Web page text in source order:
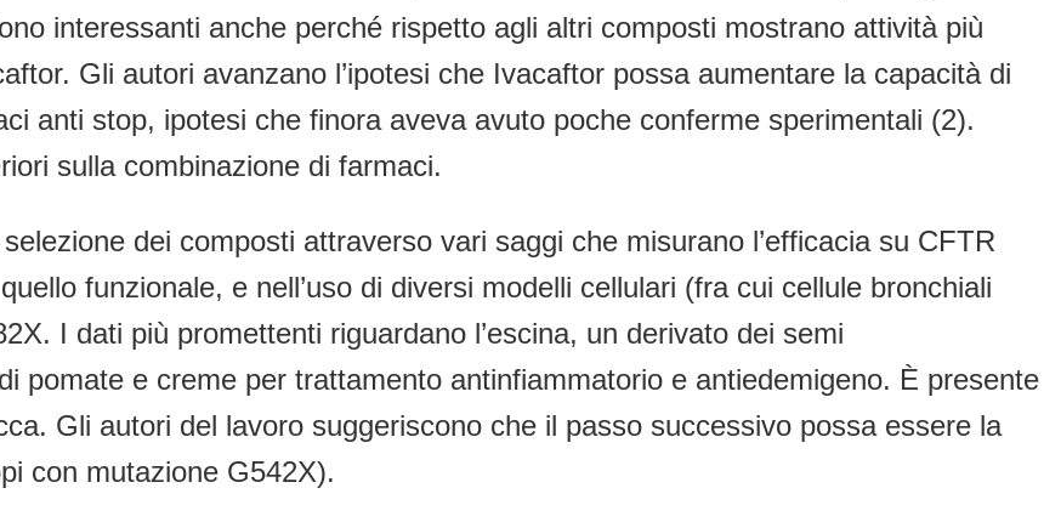
interessanti anche perché rispetto agli altri composti mostrano attività più
Gli autori avanzano l’ipotesi che Ivacaftor possa aumentare la capacità di
anti stop, ipotesi che finora aveva avuto poche conferme sperimentali (2).
sulla combinazione di farmaci.
dei composti attraverso vari saggi che misurano l’efficacia su CFTR
funzionale, e nell’uso di diversi modelli cellulari (fra cui cellule bronchiali
I dati più promettenti riguardano l’escina, un derivato dei semi
pomate e creme per trattamento antinfiammatorio e antiedemigeno. È presente
Gli autori del lavoro suggeriscono che il passo successivo possa essere la
con mutazione G542X).